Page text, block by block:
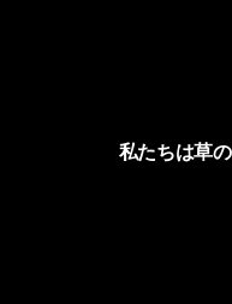
私たちは草